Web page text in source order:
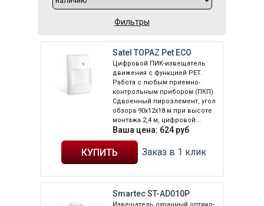
Фильтры
Satel TOPAZ Pet ECO
Цифровой ПИК-извещатель
движения с функцией РЕТ.
Работа с любым приемно-
контрольным прибором (ПКП).
Сдвоенный пироэлемент, угол
обзора 90х12х18 м при высоте
монтажа 2,4 м, цифровой...
Ваша цена: 624 руб
Заказ в 1 клик
Smartec ST-AD010P